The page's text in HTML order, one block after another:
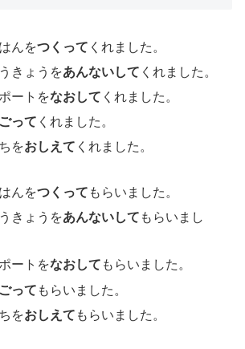
んをつくって くれました。
きょうをあんないして くれました。
ートをなおして くれました。
って くれました。
をおしえて くれました。
んをつくって もらいました。
きょうをあんないして もらいまし
ートをなおして もらいました。
って もらいました。
をおしえて もらいました。